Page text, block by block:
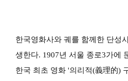
한국영화사와 궤를 함께한 단성
생한다. 1907년 서울 종로3가에
한국 최초 영화 '의리적(義理的)